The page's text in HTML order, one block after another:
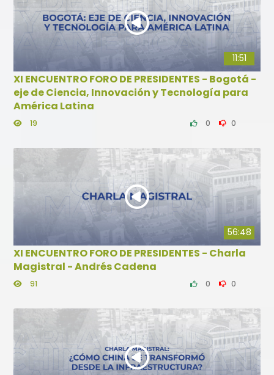
11:51
XI ENCUENTRO FORO DE PRESIDENTES - Bogotá -
eje de Ciencia, Innovación y Tecnología para
América Latina
19 0 0
56:48
XI ENCUENTRO FORO DE PRESIDENTES - Charla
Magistral - Andrés Cadena
91 0 0